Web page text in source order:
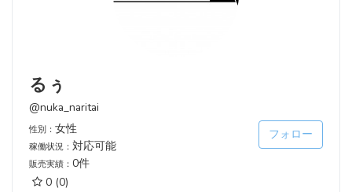
るぅ
@nuka_naritai
性別： 女性
稼働状況： 対応可能
販売実績： 0件
0 (0)
フォロー